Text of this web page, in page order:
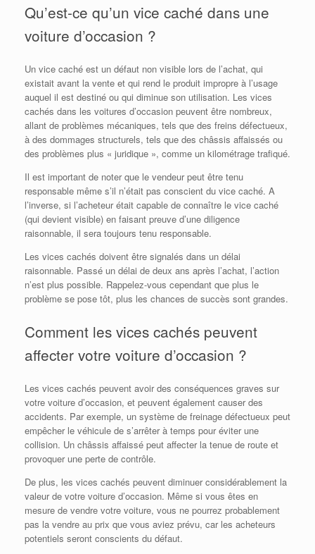
Qu’est-ce qu’un vice caché dans une
voiture d’occasion ?
Un vice caché est un défaut non visible lors de l’achat, qui
existait avant la vente et qui rend le produit impropre à l’usage
auquel il est destiné ou qui diminue son utilisation. Les vices
cachés dans les voitures d’occasion peuvent être nombreux,
allant de problèmes mécaniques, tels que des freins défectueux,
à des dommages structurels, tels que des châssis affaissés ou
des problèmes plus « juridique », comme un kilométrage trafiqué.
Il est important de noter que le vendeur peut être tenu
responsable même s’il n’était pas conscient du vice caché. A
l’inverse, si l’acheteur était capable de connaître le vice caché
(qui devient visible) en faisant preuve d’une diligence
raisonnable, il sera toujours tenu responsable.
Les vices cachés doivent être signalés dans un délai
raisonnable. Passé un délai de deux ans après l’achat, l’action
n’est plus possible. Rappelez-vous cependant que plus le
problème se pose tôt, plus les chances de succès sont grandes.
Comment les vices cachés peuvent
affecter votre voiture d’occasion ?
Les vices cachés peuvent avoir des conséquences graves sur
votre voiture d’occasion, et peuvent également causer des
accidents. Par exemple, un système de freinage défectueux peut
empêcher le véhicule de s’arrêter à temps pour éviter une
collision. Un châssis affaissé peut affecter la tenue de route et
provoquer une perte de contrôle.
De plus, les vices cachés peuvent diminuer considérablement la
valeur de votre voiture d’occasion. Même si vous êtes en
mesure de vendre votre voiture, vous ne pourrez probablement
pas la vendre au prix que vous aviez prévu, car les acheteurs
potentiels seront conscients du défaut.